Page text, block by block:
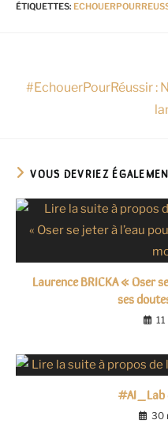
ÉTIQUETTES:
#EchouerPourRéussir :
VOUS DEVRIEZ
Laurence BRICKA « Oser
ses
#AI_Lab
30